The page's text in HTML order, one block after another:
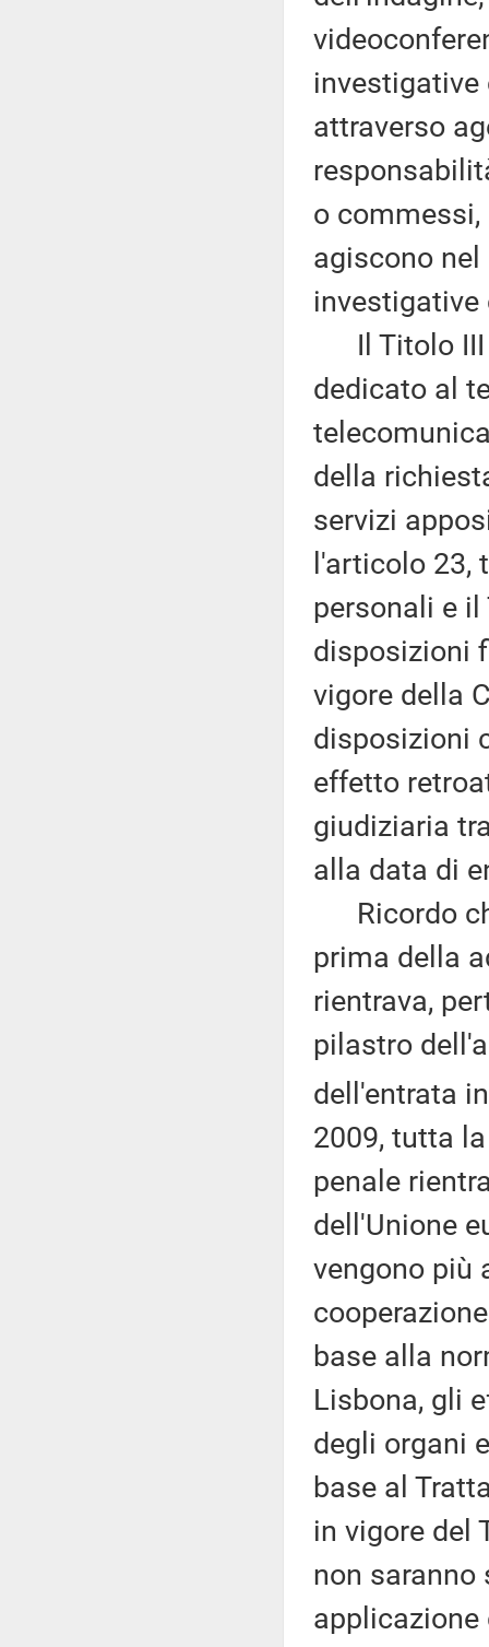
attraverso
o
agiscono
Il Titolo III
dedicato al
della
servizi
l'articolo 23,
personali e
disposizioni
vigore della
disposizioni
effetto
giudiziaria
alla data di
Ricordo
prima della
rientrava,
pilastro
dell'entrata
2009, tutta
penale
dell'Unione
vengono più
base alla
Lisbona, gli
degli organi
base al
in vigore del
non
applicazione